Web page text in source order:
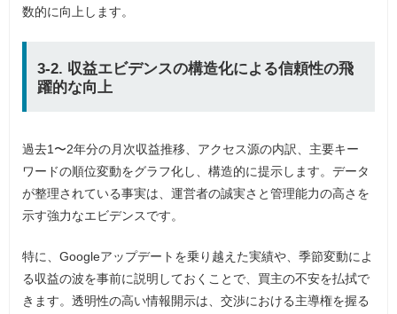
数的に向上します。
3-2. 収益エビデンスの構造化による信頼性の飛
躍的な向上
過去1〜2年分の月次収益推移、アクセス源の内訳、主要キー
ワードの順位変動をグラフ化し、構造的に提示します。データ
が整理されている事実は、運営者の誠実さと管理能力の高さを
示す強力なエビデンスです。
特に、Googleアップデートを乗り越えた実績や、季節変動によ
る収益の波を事前に説明しておくことで、買主の不安を払拭で
きます。透明性の高い情報開示は、交渉における主導権を握る